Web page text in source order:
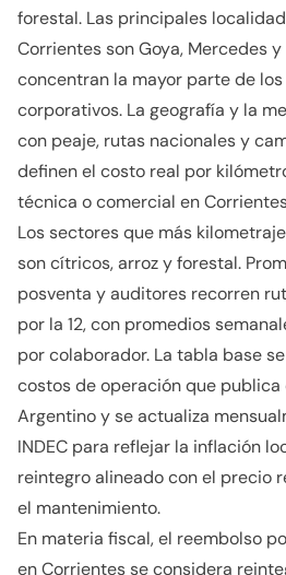
forestal. Las principales
Corrientes son Goya, Mercedes
concentran la mayor parte de
corporativos. La geografía y la
con peaje, rutas nacionales y
definen el costo real por
técnica o comercial en
Los sectores que más
son cítricos, arroz y forestal.
posventa y auditores recorren
por la 12, con promedios
por colaborador. La tabla base
costos de operación que
Argentino y se actualiza
INDEC para reflejar la inflación
reintegro alineado con el precio
el mantenimiento.
En materia fiscal, el reembolso
en Corrientes se considera